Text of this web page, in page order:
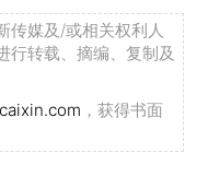
传媒及/或相关权利人
行转载、摘编、复制及
，获得书面